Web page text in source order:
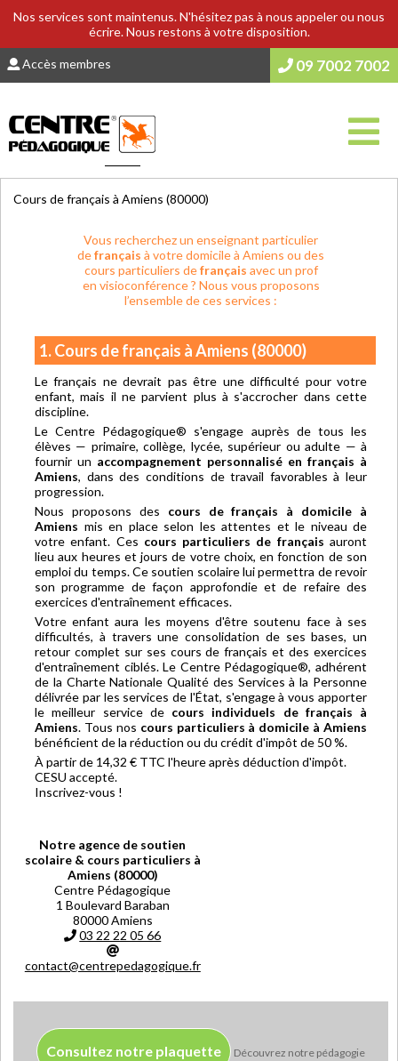
Nos services sont maintenus. N'hésitez pas à nous appeler ou nous
écrire. Nous restons à votre disposition.
Accès membres 09 7002 7002
Cours de français à Amiens (80000)
Vous recherchez un enseignant particulier
defrançais à votre domicile à Amiens ou des
cours particuliers defrançais avec un prof
en visioconférence ? Nous vous proposons
l’ensemble de ces services :
1. Cours de français à Amiens (80000)
Le français ne devrait pas être une difficulté pour votre
enfant, mais il ne parvient plus à s'accrocher dans cette
discipline.
Le Centre Pédagogique® s'engage auprès de tous les
élèves — primaire, collège, lycée, supérieur ou adulte — à
fournir un accompagnement personnalisé en français à
Amiens, dans des conditions de travail favorables à leur
progression.
Nous proposons des cours de français à domicile à
Amiens mis en place selon les attentes et le niveau de
votre enfant. Ces cours particuliers de français auront
lieu aux heures et jours de votre choix, en fonction de son
emploi du temps. Ce soutien scolaire lui permettra de revoir
son programme de façon approfondie et de refaire des
exercices d'entraînement efficaces.
Votre enfant aura les moyens d'être soutenu face à ses
difficultés, à travers une consolidation de ses bases, un
retour complet sur ses cours de français et des exercices
d'entraînement ciblés. Le Centre Pédagogique®, adhérent
de la Charte Nationale Qualité des Services à la Personne
délivrée par les services de l'État, s'engage à vous apporter
le meilleur service de cours individuels de français à
Amiens. Tous nos cours particuliers à domicile à Amiens
bénéficient de la réduction ou du crédit d'impôt de 50 %.
À partir de 14,32 € TTC l'heure après déduction d'impôt.
CESU accepté.
Inscrivez-vous !
Notre agence de soutien
scolaire & cours particuliers à
Amiens (80000)
Centre Pédagogique
1 Boulevard Baraban
80000 Amiens
03 22 22 05 66
contact@centrepedagogique.fr
Consultez notre plaquette Découvrez notre pédagogie